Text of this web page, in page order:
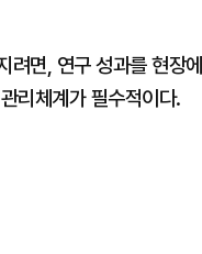
면, 연구 성과를 현장
리체계가 필수적이다.